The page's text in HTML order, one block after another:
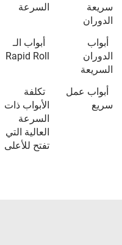
سريعة
الدوران
السرعة
أبواب
الدوران
السريعة
أبواب الـ
Rapid Roll
أبواب عمل
سريع
تكلفة
الأبواب ذات
السرعة
العالية التي
تفتح للأعلى